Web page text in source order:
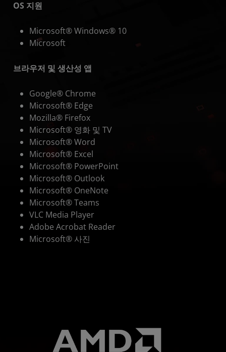
OS 지원
Microsoft® Windows® 10
Microsoft
브라우저 및 생산성 앱
Google® Chrome
Microsoft® Edge
Mozilla® Firefox
Microsoft® 영화 및 TV
Microsoft® Word
Microsoft® Excel
Microsoft® PowerPoint
Microsoft® Outlook
Microsoft® OneNote
Microsoft® Teams
VLC Media Player
Adobe Acrobat Reader
Microsoft® 사진